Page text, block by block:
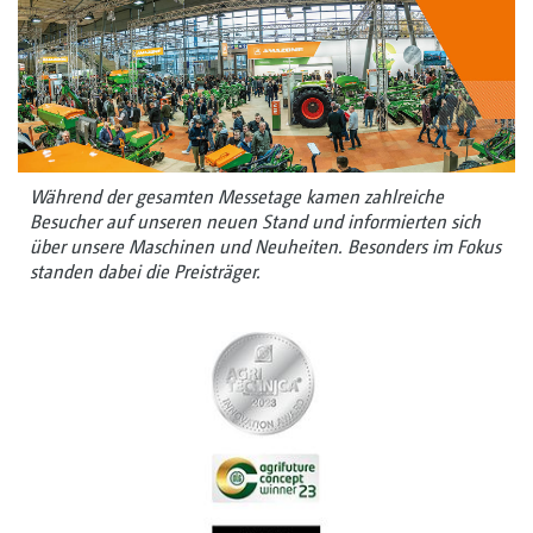
Während der gesamten Messetage kamen zahlreiche
Besucher auf unseren neuen Stand und informierten sich
über unsere Maschinen und Neuheiten. Besonders im Fokus
standen dabei die Preisträger.